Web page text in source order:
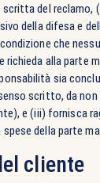
del reclamo,
della difesa e
che
richieda alla parte
sia
scritto, da non
e (iii) fornisca
della parte
cliente